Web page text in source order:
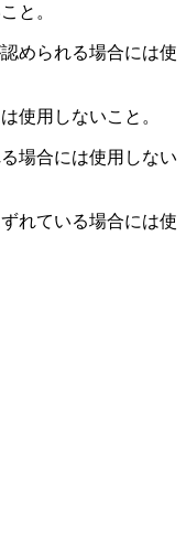
と。
められる場合には使
使用しないこと。
場合には使用しない
れている場合には使